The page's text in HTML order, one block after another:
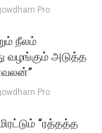
Pro
நீலம்
வழங்கும் அடுத்த
Pro
“ரத்தத்த